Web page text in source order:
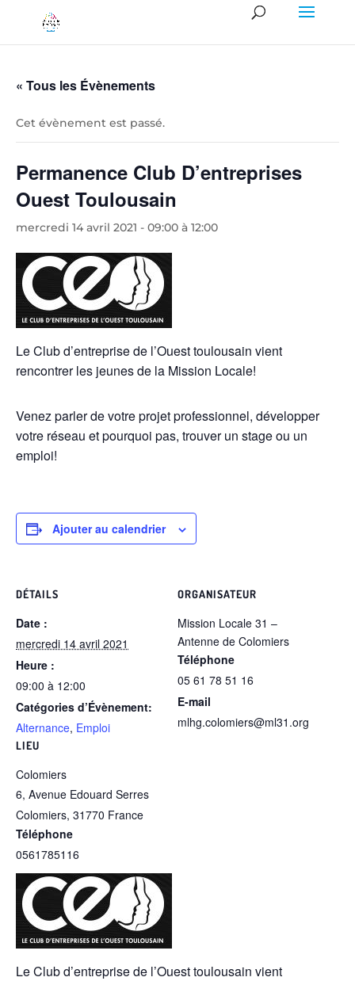
« Tous les Évènements
Cet évènement est passé.
Permanence Club D’entreprises
Ouest Toulousain
mercredi 14 avril 2021 - 09:00 à 12:00
Le Club d’entreprise de l’Ouest toulousain vient
rencontrer les jeunes de la Mission Locale!
Venez parler de votre projet professionnel, développer
votre réseau et pourquoi pas, trouver un stage ou un
emploi!
Ajouter au calendrier
DÉTAILS
Date :
mercredi 14 avril 2021
Heure :
09:00 à 12:00
Catégories d’Évènement:
Alternance, Emploi
LIEU
Colomiers
6, Avenue Edouard Serres
Colomiers, 31770 France
Téléphone
0561785116
ORGANISATEUR
Mission Locale 31 –
Antenne de Colomiers
Téléphone
05 61 78 51 16
E-mail
mlhg.colomiers@ml31.org
Le Club d’entreprise de l’Ouest toulousain vient